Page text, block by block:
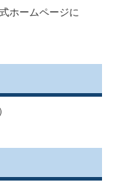
ホームページに